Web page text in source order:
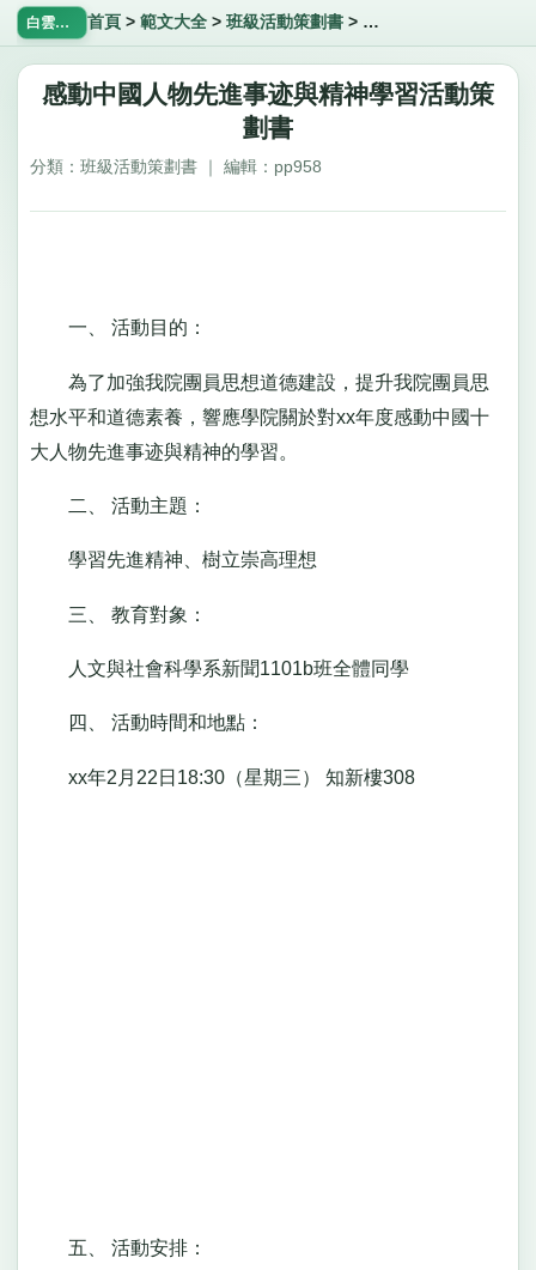
白雲飄飄網 首頁 > 範文大全> 班級活動策劃書> 感動中國人物先進事
感動中國人物先進事迹與精神學習活動策
劃書
分類：班級活動策劃書 ｜ 編輯：pp958
一、 活動目的：
為了加強我院團員思想道德建設，提升我院團員思
想水平和道德素養，響應學院關於對xx年度感動中國十
大人物先進事迹與精神的學習。
二、 活動主題：
學習先進精神、樹立崇高理想
三、 教育對象：
人文與社會科學系新聞1101b班全體同學
四、 活動時間和地點：
xx年2月22日18:30（星期三） 知新樓308
五、 活動安排：